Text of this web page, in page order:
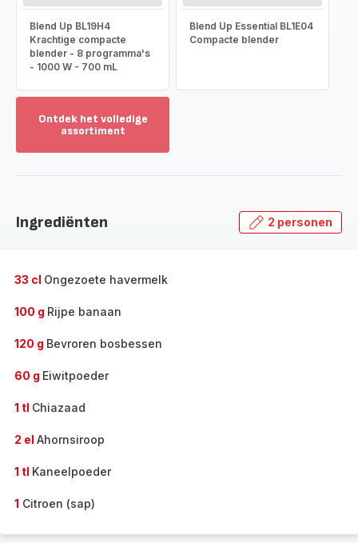
Blend Up BL19H4
Krachtige compacte
blender - 8 programma's
- 1000 W - 700 mL
Blend Up Essential BL1E04
Compacte blender
Ontdek het volledige
assortiment
volledige
Ingrediënten 2 personen
33 cl Ongezoete havermelk
100 g Rijpe banaan
120 g Bevroren bosbessen
60 g Eiwitpoeder
1 tl Chiazaad
2 el Ahornsiroop
1 tl Kaneelpoeder
1 Citroen (sap)